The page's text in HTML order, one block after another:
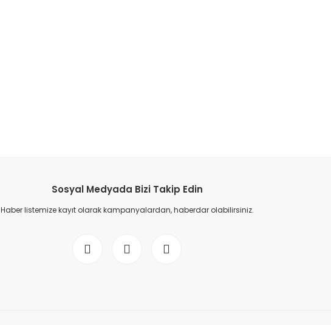
Sosyal Medyada Bizi Takip Edin
Haber listemize kayıt olarak kampanyalardan, haberdar olabilirsiniz.